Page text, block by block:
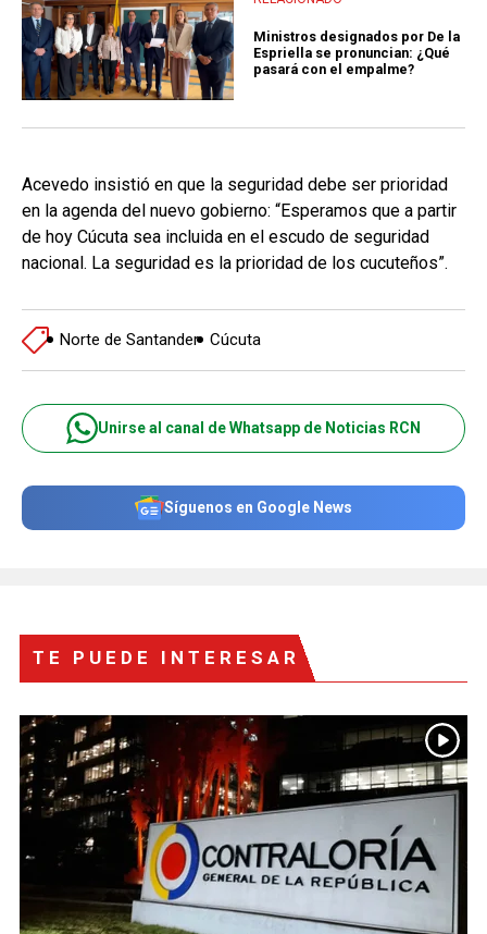
Ministros designados por De la
Espriella se pronuncian: ¿Qué
pasará con el empalme?
Acevedo insistió en que la seguridad debe ser prioridad
en la agenda del nuevo gobierno: “Esperamos que a partir
de hoy Cúcuta sea incluida en el escudo de seguridad
nacional. La seguridad es la prioridad de los cucuteños”.
Norte de Santander Cúcuta
Unirse al canal de Whatsapp de Noticias RCN
Síguenos en Google News
TE PUEDE INTERESAR